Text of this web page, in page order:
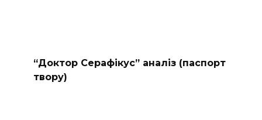
“Доктор Серафікус” аналіз (паспорт
твору)